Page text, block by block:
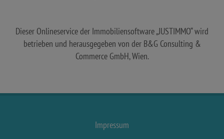
Dieser Onlineservice der Immobiliensoftware „JUSTIMMO“ wird
betrieben und herausgegeben von der B&G Consulting &
Commerce GmbH, Wien.
Impressum